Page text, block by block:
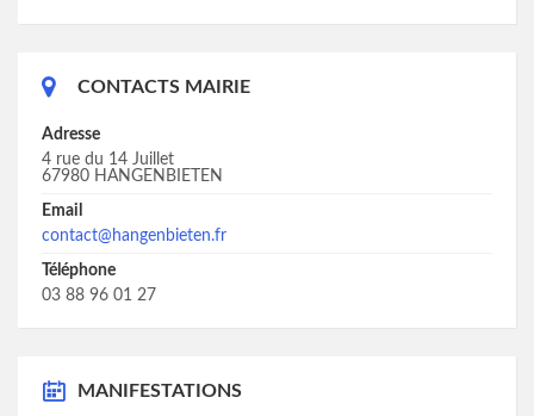
CONTACTS MAIRIE
Adresse
4 rue du 14 Juillet
67980 HANGENBIETEN
Email
contact@hangenbieten.fr
Téléphone
03 88 96 01 27
MANIFESTATIONS